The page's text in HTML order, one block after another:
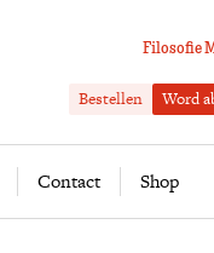
Filosofie
Bestellen Word
Contact Shop
Word abonnee